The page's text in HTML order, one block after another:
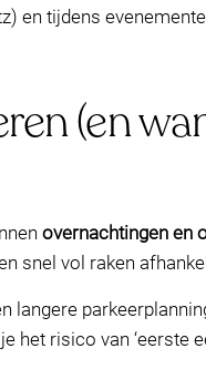
en tijdens
(en
overnachtingen en
snel vol raken
langere
risico van ‘eerste